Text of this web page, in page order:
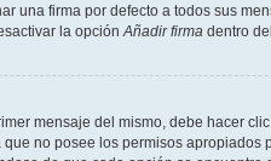
una firma por defecto a todos sus
la opción Añadir firma dentro
mensaje del mismo, debe hacer
no posee los permisos apropiados